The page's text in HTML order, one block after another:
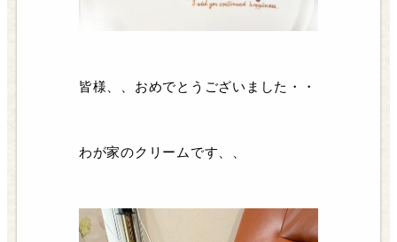
皆様、、おめでとうございました・・
わが家のクリームです、、